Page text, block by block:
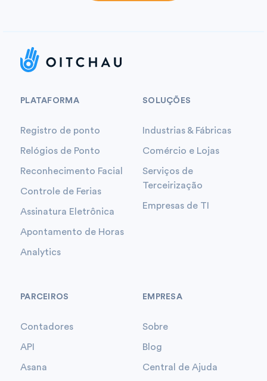
PLATAFORMA
Registro de ponto
Relógios de Ponto
Reconhecimento Facial
Controle de Ferias
Assinatura Eletrônica
Apontamento de Horas
Analytics
SOLUÇÕES
Industrias & Fábricas
Comércio e Lojas
Serviços de
Terceirização
Empresas de TI
PARCEIROS
Contadores
API
Asana
EMPRESA
Sobre
Blog
Central de Ajuda